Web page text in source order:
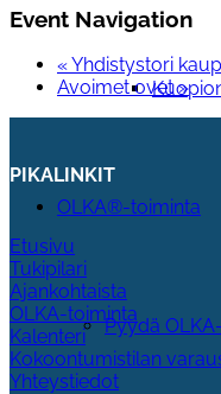
OLKA®-toiminta
Pyydä
Event Navigation
«Yhdistystori
Avoimet ovet»
PIKALINKIT
Etusivu
Tukipilari
Ajankohtaista
OLKA-toiminta
Kalenteri
Kokoontumistilan
Yhteystiedot